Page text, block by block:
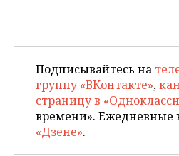
Подписывайтесь на
группу «ВКонтакте»,
страницу в
времени». Ежедневные
«Дзене».